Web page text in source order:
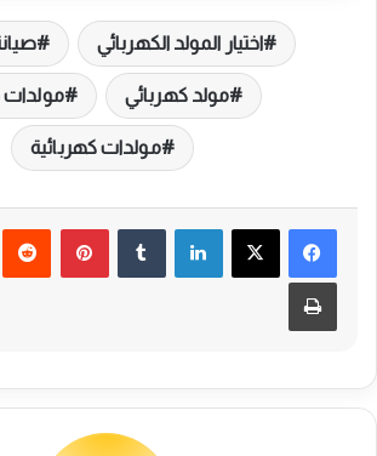
اختيار المولد الكهربائي
مولد كهربائي مولدات
مولدات كهربائية
لينكدإن بينتيريست
طباعة